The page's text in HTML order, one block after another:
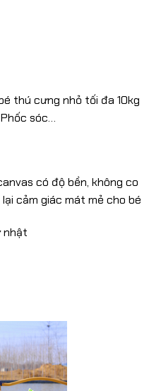
thú cưng nhỏ tối đa 10kg
sóc…
có độ bền, không co
cảm giác mát mẻ cho bé
nhật